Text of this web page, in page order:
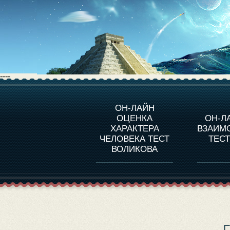
----
ОН-ЛАЙН
ОЦЕНКА
ХАРАКТЕРА
ЧЕЛОВЕКА ТЕСТ
ВОЛИКОВА
ОН-
О ПРОГРАММЕ
ОЦЕНКА ХАРАКТЕРA
ЧЕЛОВЕКА
ОЦЕНКА ХАРАКТЕРА
ВЫДАЮЩИХСЯ
ЛИЧНОСТЕЙ